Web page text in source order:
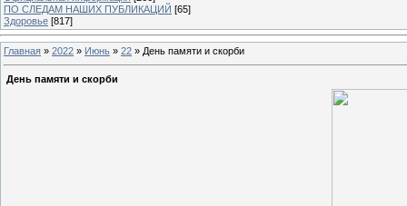
ПО СЛЕДАМ НАШИХ ПУБЛИКАЦИЙ [65]
Здоровье [817]
Главная » 2022 » Июнь » 22 » День памяти и скорби
День памяти и скорби